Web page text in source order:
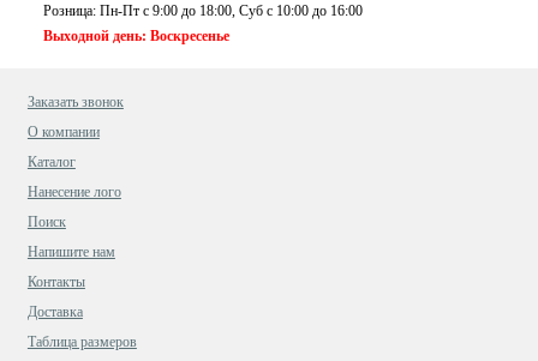
Розница: Пн-Пт с 9:00 до 18:00, Суб c 10:00 до 16:00
Выходной день: Воскресенье
Заказать звонок
О компании
Каталог
Нанесение лого
Поиск
Напишите нам
Контакты
Доставка
Таблица размеров